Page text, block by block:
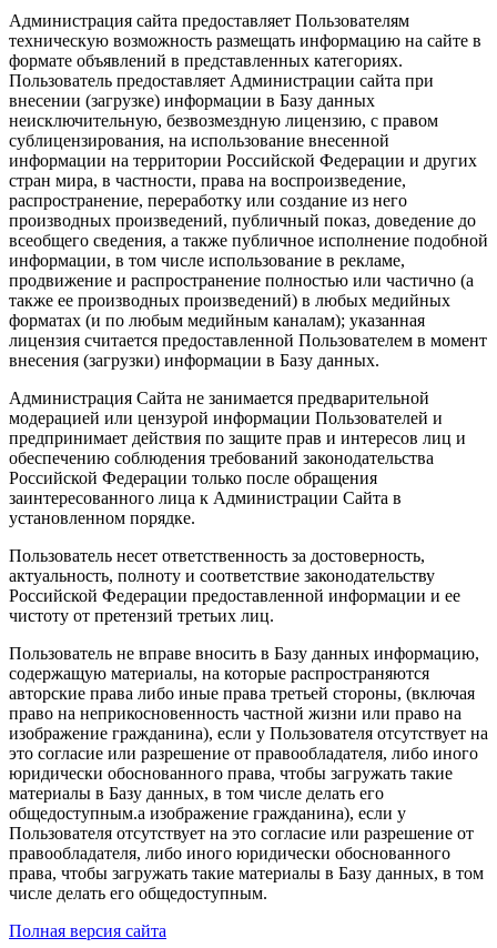
Администрация сайта предоставляет Пользователям
техническую возможность размещать информацию на сайте в
формате объявлений в представленных категориях.
Пользователь предоставляет Администрации сайта при
внесении (загрузке) информации в Базу данных
неисключительную, безвозмездную лицензию, с правом
сублицензирования, на использование внесенной
информации на территории Российской Федерации и других
стран мира, в частности, права на воспроизведение,
распространение, переработку или создание из него
производных произведений, публичный показ, доведение до
всеобщего сведения, а также публичное исполнение подобной
информации, в том числе использование в рекламе,
продвижение и распространение полностью или частично (а
также ее производных произведений) в любых медийных
форматах (и по любым медийным каналам); указанная
лицензия считается предоставленной Пользователем в момент
внесения (загрузки) информации в Базу данных.
Администрация Сайта не занимается предварительной
модерацией или цензурой информации Пользователей и
предпринимает действия по защите прав и интересов лиц и
обеспечению соблюдения требований законодательства
Российской Федерации только после обращения
заинтересованного лица к Администрации Сайта в
установленном порядке.
Пользователь несет ответственность за достоверность,
актуальность, полноту и соответствие законодательству
Российской Федерации предоставленной информации и ее
чистоту от претензий третьих лиц.
Пользователь не вправе вносить в Базу данных информацию,
содержащую материалы, на которые распространяются
авторские права либо иные права третьей стороны, (включая
право на неприкосновенность частной жизни или право на
изображение гражданина), если у Пользователя отсутствует на
это согласие или разрешение от правообладателя, либо иного
юридически обоснованного права, чтобы загружать такие
материалы в Базу данных, в том числе делать его
общедоступным.а изображение гражданина), если у
Пользователя отсутствует на это согласие или разрешение от
правообладателя, либо иного юридически обоснованного
права, чтобы загружать такие материалы в Базу данных, в том
числе делать его общедоступным.
Полная версия сайта